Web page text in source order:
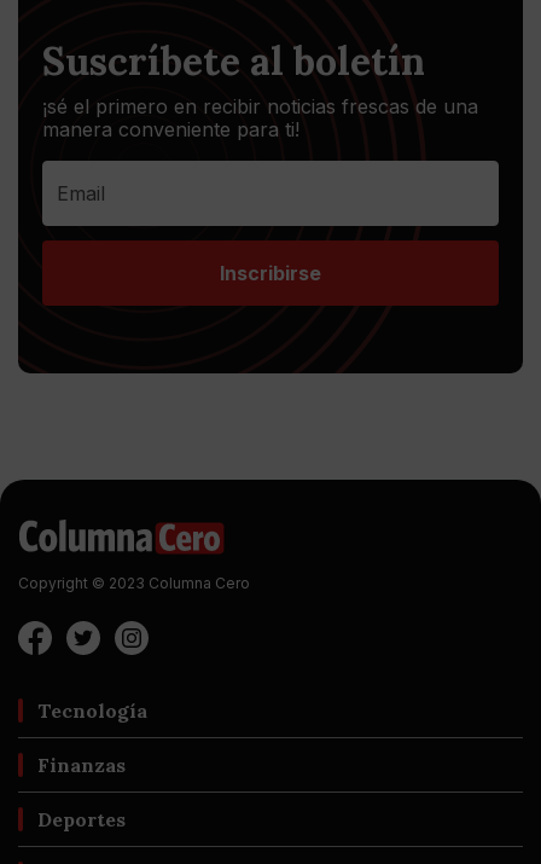
Suscríbete al boletín
¡sé el primero en recibir noticias frescas de una
manera conveniente para ti!
Inscribirse
Copyright © 2023 Columna Cero
Tecnología
Finanzas
Deportes